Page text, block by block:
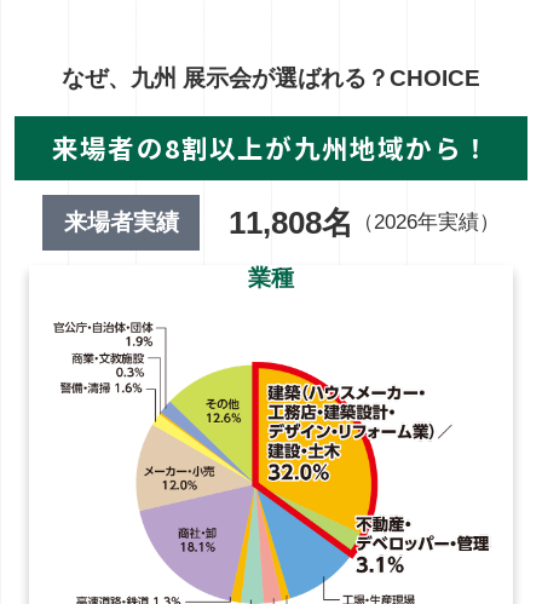
なぜ、九州 展示会が選ばれる？CHOICE
来場者の8割以上が九州地域から！
来場者実績 11,808名 （2026年実績）
業種